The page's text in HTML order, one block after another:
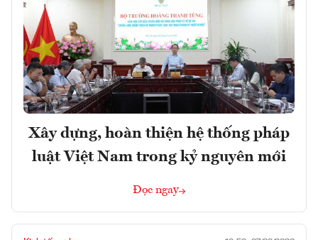
Xây dựng, hoàn thiện hệ thống pháp
luật Việt Nam trong kỷ nguyên mới
Đọc ngay